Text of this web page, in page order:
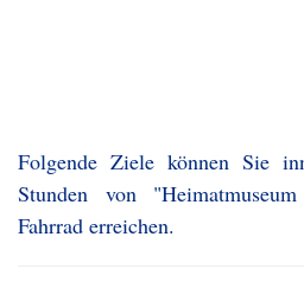
Folgende Ziele können Sie
Stunden von
Fahrrad erreichen.